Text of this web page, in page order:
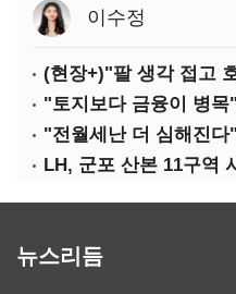
이수정
"전월세난 더 심해진
LH, 군포 산본 11구역
뉴스리듬